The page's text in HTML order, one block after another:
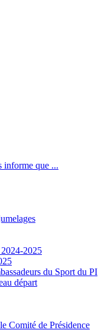
informe que ...
2025
du Sport du PI
départ
Comité de Présidence